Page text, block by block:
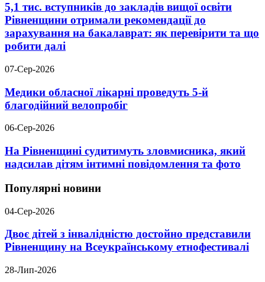
5,1 тис. вступників до закладів вищої освіти
Рівненщини отримали рекомендації до
зарахування на бакалаврат: як перевірити та що
робити далі
07-Сер-2026
Медики обласної лікарні проведуть 5-й
благодійний велопробіг
06-Сер-2026
На Рівненщині судитимуть зловмисника, який
надсилав дітям інтимні повідомлення та фото
Популярні новини
04-Сер-2026
Двоє дітей з інвалідністю достойно представили
Рівненщину на Всеукраїнському етнофестивалі
28-Лип-2026